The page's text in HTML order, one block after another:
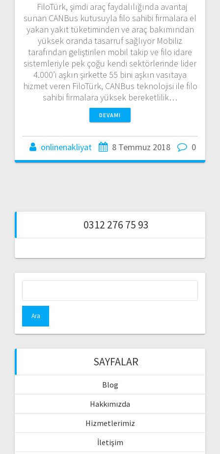
FiloTürk, şimdi araç faydalılığında avantaj
sunan CANBus kutusuyla filo sahibi firmalara el
yakan yakıt tüketiminden ve araç bakımından
yüksek oranda tasarruf sağlıyor Mobiliz
tarafından geliştirilen mobil takip ve filo idare
sistemleriyle pek çoğu kendi sektörlerinde lider
4.000’i aşkın şirkette 55 bini aşkın vasıtaya
hizmet veren FiloTürk, CANBus teknolojisi ile filo
sahibi firmalara yüksek bereketlilik…
DEVAMI
onlinenakliyat 8 Temmuz 2018 0
0312 276 75 93
SAYFALAR
Blog
Hakkımızda
Hizmetlerimiz
İletişim